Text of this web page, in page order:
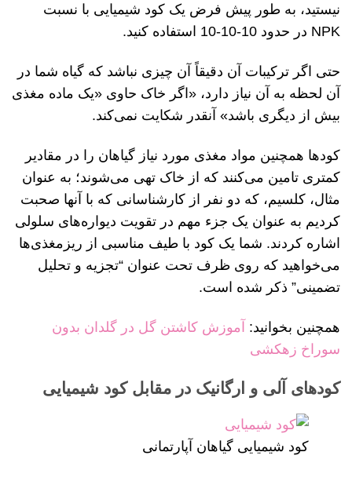
نیستید، به طور پیش فرض یک کود شیمیایی با نسبت
NPK در حدود 10-10-10 استفاده کنید.
حتی اگر ترکیبات آن دقیقاً آن چیزی نباشد که گیاه شما در
آن لحظه به آن نیاز دارد، «اگر خاک حاوی «یک ماده مغذی
بیش از دیگری باشد» آنقدر شکایت نمی‌کند.
کودها همچنین مواد مغذی مورد نیاز گیاهان را در مقادیر
کمتری تامین می‌کنند که از خاک تهی می‌شوند؛ به عنوان
مثال، کلسیم، که دو نفر از کارشناسانی که با آنها صحبت
کردیم به عنوان یک جزء مهم در تقویت دیواره‌های سلولی
اشاره کردند. شما یک کود با طیف مناسبی از ریزمغذی‌ها
می‌خواهید که روی ظرف تحت عنوان “تجزیه و تحلیل
تضمینی” ذکر شده است.
همچنین بخوانید:
آموزش کاشتن گل در گلدان بدون
سوراخ زهکشی
کودهای آلی و ارگانیک در مقابل کود شیمیایی
کود شیمیایی گیاهان آپارتمانی